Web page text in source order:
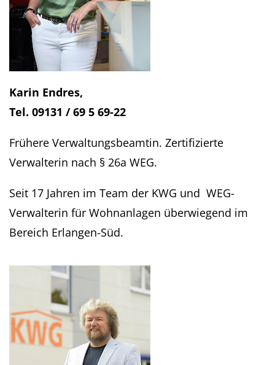
Karin Endres,
Tel. 09131 / 69 5 69-22
Frühere Verwaltungsbeamtin. Zertifizierte
Verwalterin nach § 26a WEG.
Seit 17 Jahren im Team der KWG und WEG-
Verwalterin für Wohnanlagen überwiegend im
Bereich Erlangen-Süd.